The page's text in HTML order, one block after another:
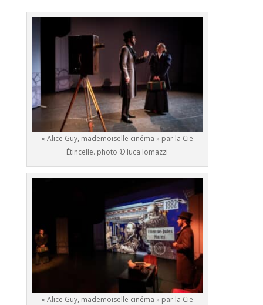
« Alice Guy, mademoiselle cinéma » par la Cie
Étincelle. photo © luca lomazzi
« Alice Guy, mademoiselle cinéma » par la Cie